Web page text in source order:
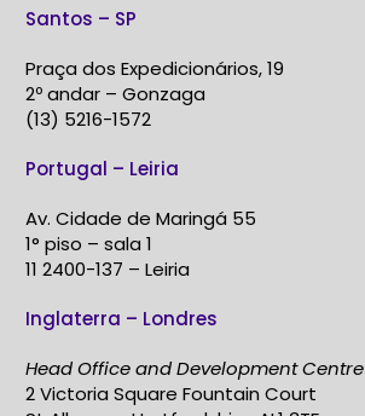
Santos – SP
Praça dos Expedicionários, 19
2º andar – Gonzaga
(13) 5216-1572
Portugal – Leiria
Av. Cidade de Maringá 55
1° piso – sala 1
11 2400-137 – Leiria
Inglaterra – Londres
Head Office and Development Centre
2 Victoria Square Fountain Court